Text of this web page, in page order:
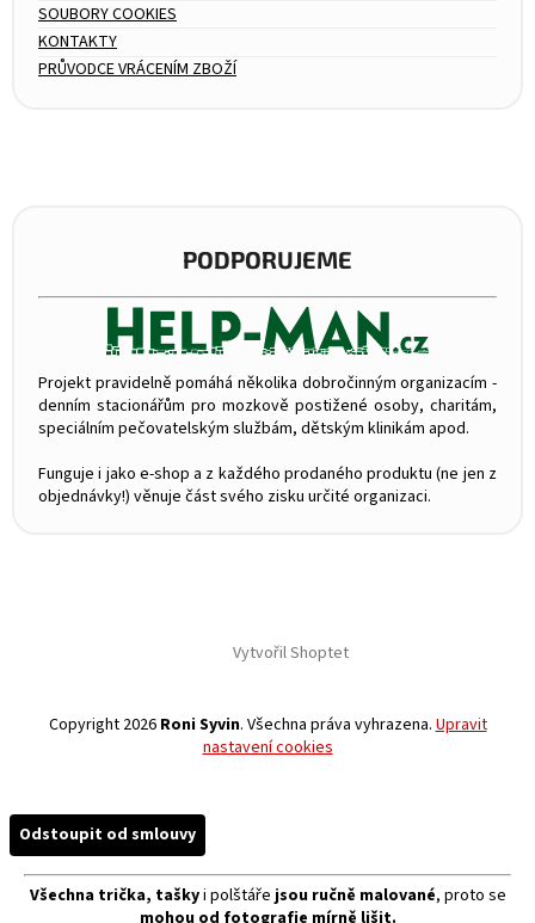
SOUBORY COOKIES
KONTAKTY
PRŮVODCE VRÁCENÍM ZBOŽÍ
PODPORUJEME
Projekt pravidelně pomáhá několika dobročinným organizacím -
denním stacionářům pro mozkově postižené osoby, charitám,
speciálním pečovatelským službám, dětským klinikám apod.
Funguje i jako e-shop a z každého prodaného produktu (ne jen z
objednávky!) věnuje část svého zisku určité organizaci.
Vytvořil Shoptet
Copyright 2026 Roni Syvin. Všechna práva vyhrazena. Upravit
nastavení cookies
Odstoupit od smlouvy
Všechna trička, taškyi polštáře jsou ručně malované, proto se
mohou od fotografie mírně lišit.